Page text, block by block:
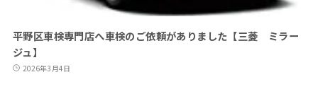
平野区車検専門店へ車検のご依頼がありました【三菱 ミラー
ジュ】
2026年3月4日